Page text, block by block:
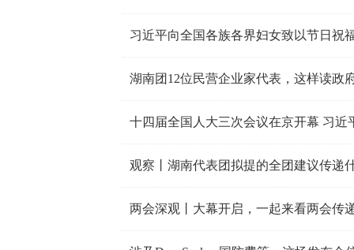
习近平向全国各族各界妇女致以节日祝
湖南团12位民营企业家代表，这样读政
十四届全国人大三次会议在京开幕 习近
观察丨湖南代表团拟提的全团建议传递
两会深观丨大幕开启，一起来看两会传